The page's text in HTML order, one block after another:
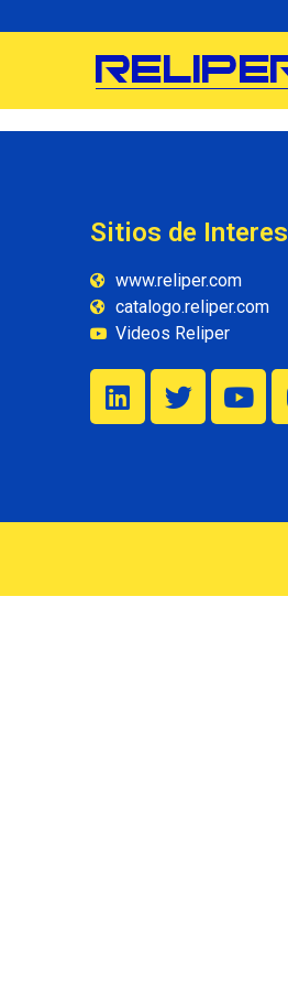
Sitios de Interes
www.reliper.com
catalogo.reliper.com
Videos Reliper